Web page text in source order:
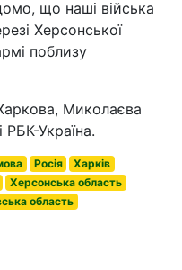
що наші війська
Херсонської
поблизу
Миколаєва
РБК-Україна.
Росія
Харків
Херсонська область
область